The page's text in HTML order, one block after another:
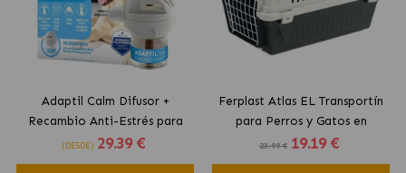
Adaptil Calm Difusor +
Recambio Anti-Estrés para
Perros
(DESDE) 29.39 €
Ferplast Atlas EL Transportín
para Perros y Gatos en
Colores Surtidos
23.99 € 19.19 €